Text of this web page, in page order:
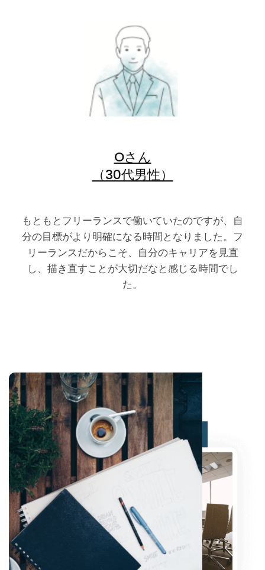
Oさん
（30代男性）
もともとフリーランスで働いていたのですが、自
分の目標がより明確になる時間となりました。フ
リーランスだからこそ、自分のキャリアを見直
し、描き直すことが大切だなと感じる時間でし
た。